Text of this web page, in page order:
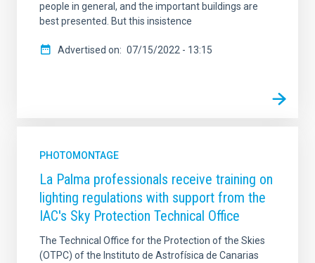
people in general, and the important buildings are
best presented. But this insistence
Advertised on 07/15/2022 - 13:15
PHOTOMONTAGE
La Palma professionals receive training on
lighting regulations with support from the
IAC's Sky Protection Technical Office
The Technical Office for the Protection of the Skies
(OTPC) of the Instituto de Astrofísica de Canarias